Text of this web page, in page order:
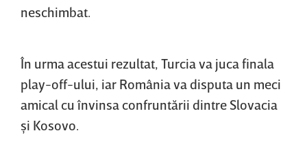
neschimbat.
În urma acestui rezultat, Turcia va juca finala
play-off-ului, iar România va disputa un meci
amical cu învinsa confruntării dintre Slovacia
şi Kosovo.